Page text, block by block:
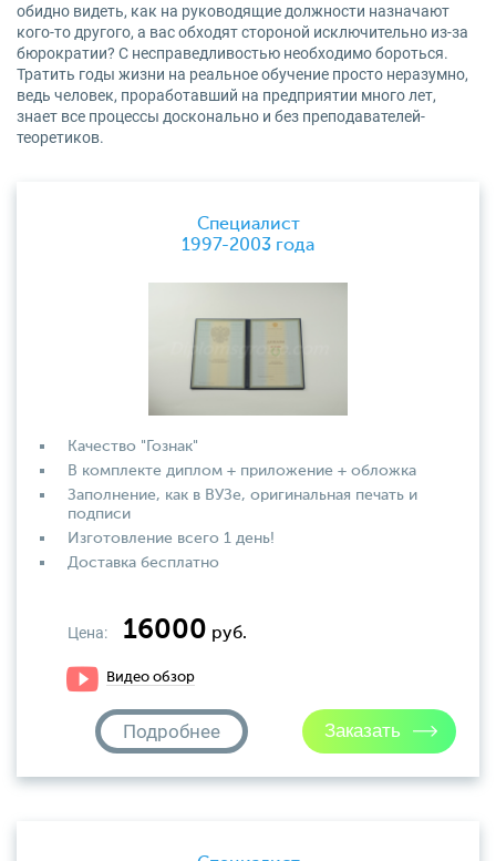
обидно видеть, как на руководящие должности назначают
кого-то другого, а вас обходят стороной исключительно из-за
бюрократии? С несправедливостью необходимо бороться.
Тратить годы жизни на реальное обучение просто неразумно,
ведь человек, проработавший на предприятии много лет,
знает все процессы досконально и без преподавателей-
теоретиков.
Специалист
1997-2003 года
Качество "Гознак"
В комплекте диплом + приложение + обложка
Заполнение, как в ВУЗе, оригинальная печать и
подписи
Изготовление всего 1 день!
Доставка бесплатно
Цена: 16000 руб.
Видео обзор
Подробнее